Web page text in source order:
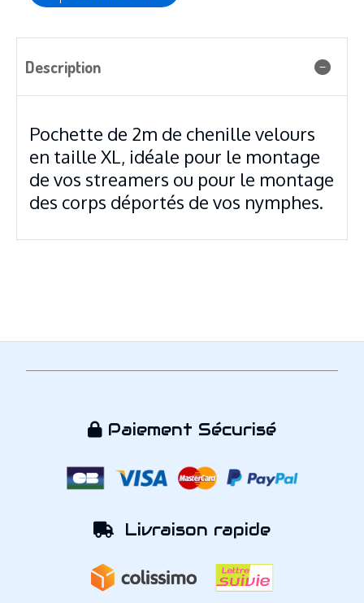
Description
Pochette de 2m de chenille velours
en taille XL, idéale pour le montage
de vos streamers ou pour le montage
des corps déportés de vos nymphes.
 Paiement Sécurisé
 Livraison rapide